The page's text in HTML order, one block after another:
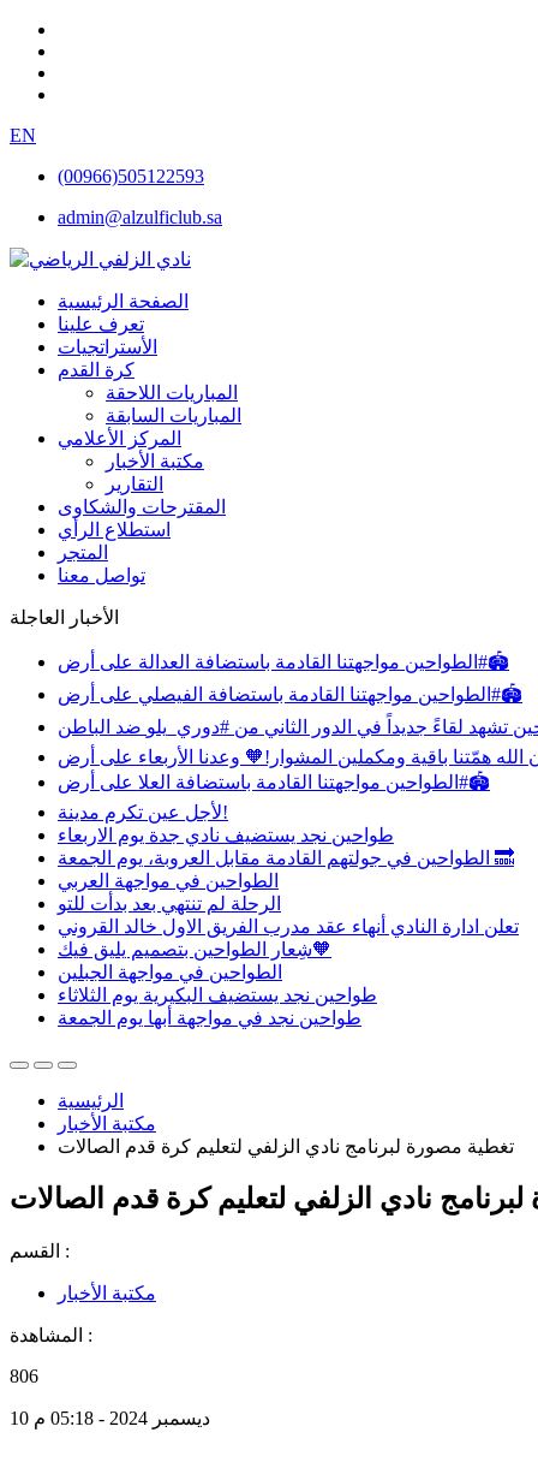
EN
(00966)505122593
admin@alzulficlub.sa
الصفحة الرئيسية
تعرف علينا
الأستراتجيات
كرة القدم
المباريات اللاحقة
المباريات السابقة
المركز الأعلامي
مكتبة الأخبار
التقارير
المقترحات والشكاوى
استطلاع الرأي
المتجر
تواصل معنا
الأخبار العاجلة
مواجهتنا القادمة باستضافة العدالة على أرض ⁧‫#الطواحين‬⁩🏟️
مواجهتنا القادمة باستضافة الفيصلي على أرض ⁧‫#الطواحين‬⁩🏟️
مواجهتنا القادمة باستضافة العلا على أرض ⁧‫#الطواحين‬⁩🏟️
‏لأجل عين تكرم مدينة!
طواحين نجد يستضيف نادي جدة يوم الاربعاء
الطواحين‬⁩ في جولتهم القادمة مقابل العروبة، يوم الجمعة 🔜
الطواحين في مواجهة العربي
الرحلة لم تنتهي بعد بدأت للتو
تعلن ادارة النادي أنهاء عقد مدرب الفريق الاول خالد القروني
شِعار الطواحين بتصميم يليق فيك🧡
الطواحين في مواجهة الجبلين
طواحين نجد يستضيف البكيرية يوم الثلاثاء
طواحين نجد في مواجهة أبها يوم الجمعة
الرئيسية
مكتبة الأخبار
تغطية مصورة لبرنامج نادي الزلفي لتعليم كرة قدم الصالات
نادي الزلفي لتعليم كرة قدم الصالات
القسم :
مكتبة الأخبار
المشاهدة :
806
10 ديسمبر 2024 - 05:18 م